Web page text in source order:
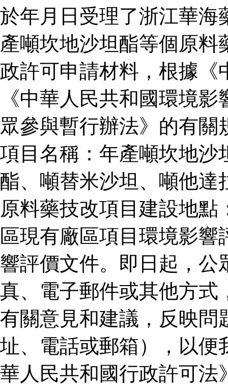
於年月日受理了浙江華海
產噸坎地沙坦酯等個原
政許可申請材料，根據《
《中華人民共和國環境
眾參與暫行辦法》的有
項目名稱：年產噸坎地沙
酯、噸替米沙坦、噸他達
原料藥技改項目建設地
區現有廠區項目環境影
響評價文件。即日起，公
真、電子郵件或其他方式
有關意見和建議，反映問
址、電話或郵箱），以便
華人民共和國行政許可法